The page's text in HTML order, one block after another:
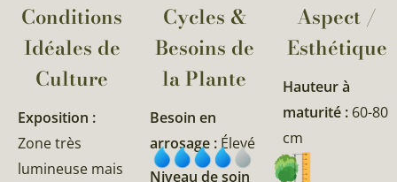
Conditions
Idéales de
Culture
Exposition :
Zone très
lumineuse mais
Cycles &
Besoins de
la Plante​
Besoin en
arrosage :Élevé
Niveau de soin
Aspect /
Esthétique
Hauteur à
maturité : 60-80
cm